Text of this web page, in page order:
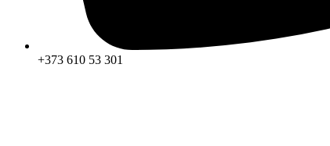
+373 610 53 301